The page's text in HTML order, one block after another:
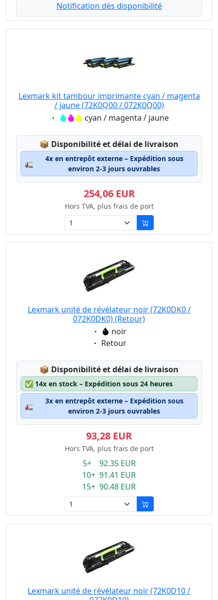
Notification dès disponibilité
Lexmark kit tambour imprimante cyan / magenta
/ jaune (72K0Q00 / 072K0Q00)
Eigenschaft:cyan / magenta / jaune
📦 Lagerstatus:
Disponibilité et délai de livraison
🚛
4x en entrepôt externe – Expédition sous
environ 2-3 jours ouvrables
254,06 EUR
Hors TVA, plus frais de port
Lexmark unité de révélateur noir (72K0DK0 /
072K0DK0) (Retour)
Eigenschaft:
noir
Eigenschaft:
Retour
📦 Lagerstatus:
Disponibilité et délai de livraison
✅ 14x en stock – Expédition sous 24 heures
🚛
3x en entrepôt externe – Expédition sous
environ 2-3 jours ouvrables
93,28 EUR
Hors TVA, plus frais de port
5+ 92.35 EUR
10+ 91.41 EUR
15+ 90.48 EUR
Lexmark unité de révélateur noir (72K0D10 /